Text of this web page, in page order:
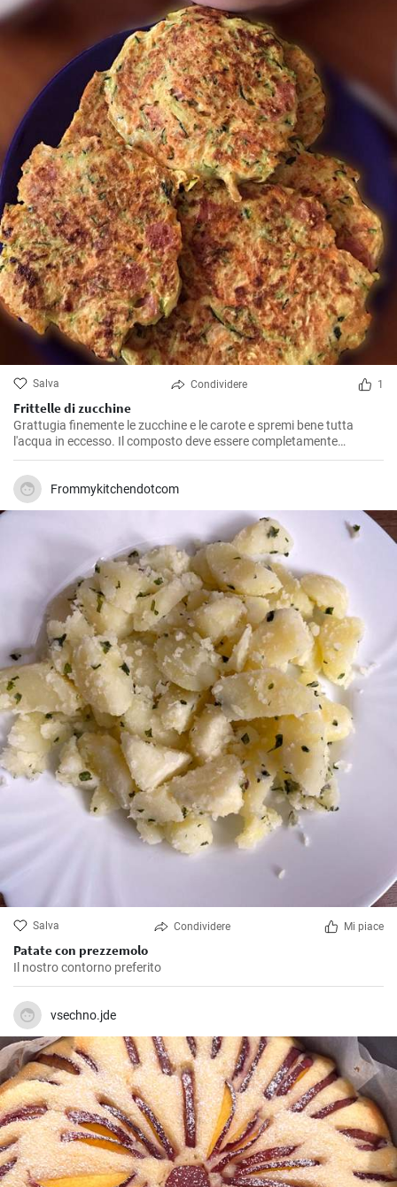
Salva Condividere 1
Frittelle di zucchine
Grattugia finemente le zucchine e le carote e spremi bene tutta
l'acqua in eccesso. Il composto deve essere completamente
asciutto. In una ciotola, aggiungi alle verdure due uova, la farina e il
prosciutto tagliato a pezzetti. Puoi anche aggiungere del formaggio
per migliorare il sapore. Aggiusta di sale e mescola bene tutto.
Frommykitchendotcom
Salva Condividere Mi piace
Patate con prezzemolo
Il nostro contorno preferito
vsechno.jde